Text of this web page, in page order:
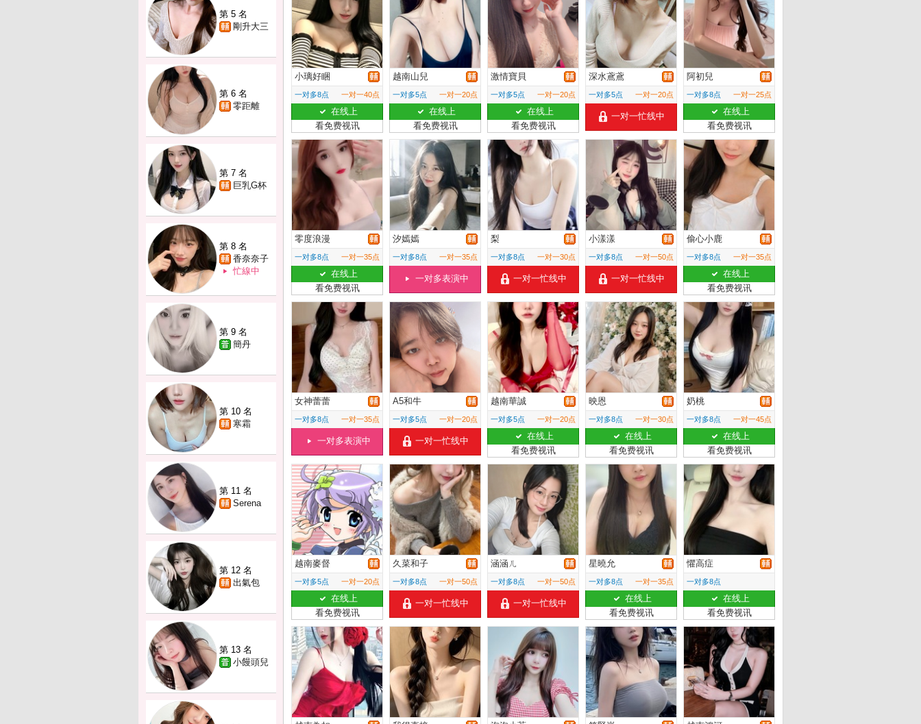
第 5 名
剛升大三
第 6 名
零距離
第 7 名
巨乳G杯
第 8 名
香奈奈子
忙線中
第 9 名
簡丹
第 10 名
寒霜
第 11 名
Serena
第 12 名
出氣包
第 13 名
小饅頭兒
小璃好睏
一对多8点 一对一40点
在线上
看免费视讯
越南山兒
一对多5点 一对一20点
在线上
看免费视讯
激情寶貝
一对多5点 一对一20点
在线上
看免费视讯
深水鳶鳶
一对多5点 一对一20点
一对一忙线中
阿初兒
一对多8点 一对一25点
在线上
看免费视讯
零度浪漫
一对多8点 一对一35点
在线上
看免费视讯
汐嫣嫣
一对多8点 一对一35点
一对多表演中
梨
一对多8点 一对一30点
一对一忙线中
小漾漾
一对多8点 一对一50点
一对一忙线中
偷心小鹿
一对多8点 一对一35点
在线上
看免费视讯
女神蕾蕾
一对多8点 一对一35点
一对多表演中
A5和牛
一对多5点 一对一20点
一对一忙线中
越南華誠
一对多5点 一对一20点
在线上
看免费视讯
映恩
一对多8点 一对一30点
在线上
看免费视讯
奶桃
一对多8点 一对一45点
在线上
看免费视讯
越南麥督
一对多5点 一对一20点
在线上
看免费视讯
久菜和子
一对多8点 一对一50点
一对一忙线中
涵涵ㄦ
一对多8点 一对一50点
一对一忙线中
星曉允
一对多8点 一对一35点
在线上
看免费视讯
懼高症
一对多8点
在线上
看免费视讯